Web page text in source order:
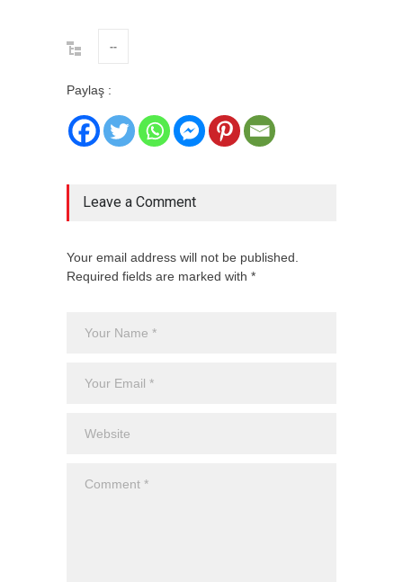
--
Paylaş :
Leave a Comment
Your email address will not be published.
Required fields are marked with *